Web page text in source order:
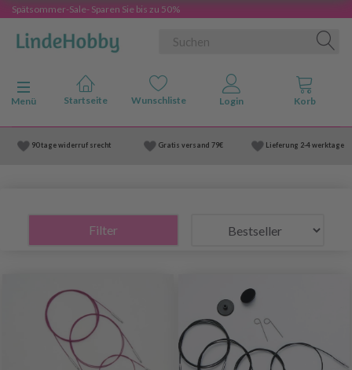
Spätsommer-Sale- Sparen Sie bis zu 50%
Anzeige ändern
Menü
90 tage widerruf srecht Gratis versand 79€ Lieferung 2-4 werktage
Filter